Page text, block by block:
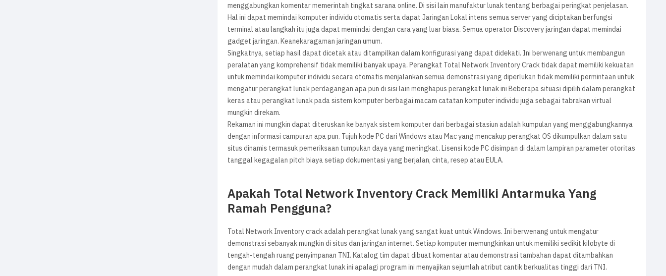
menggabungkan komentar memerintah tingkat sarana online. Di sisi lain manufaktur lunak tentang berbagai peringkat penjelasan.
Hal ini dapat memindai komputer individu otomatis serta dapat Jaringan Lokal intens semua server yang diciptakan berfungsi
terminal atau langkah itu juga dapat memindai dengan cara yang luar biasa. Semua operator Discovery jaringan dapat memindai
gadget jaringan. Keanekaragaman jaringan umum.
Singkatnya, setiap hasil dapat dicetak atau ditampilkan dalam konfigurasi yang dapat didekati. Ini berwenang untuk membangun
peralatan yang komprehensif tidak memiliki banyak upaya. Perangkat Total Network Inventory Crack tidak dapat memiliki kekuatan
untuk memindai komputer individu secara otomatis menjalankan semua demonstrasi yang diperlukan tidak memiliki permintaan untuk
mengatur perangkat lunak perdagangan apa pun di sisi lain menghapus perangkat lunak ini Beberapa situasi dipilih dalam perangkat
keras atau perangkat lunak pada sistem komputer berbagai macam catatan komputer individu juga sebagai tabrakan virtual
mungkin direkam.
Rekaman ini mungkin dapat diteruskan ke banyak sistem komputer dari berbagai stasiun adalah kumpulan yang menggabungkannya
dengan informasi campuran apa pun. Tujuh kode PC dari Windows atau Mac yang mencakup perangkat OS dikumpulkan dalam satu
situs dinamis termasuk pemeriksaan tumpukan daya yang meningkat. Lisensi kode PC disimpan di dalam lampiran parameter otoritas
tanggal kegagalan pitch biaya setiap dokumentasi yang berjalan, cinta, resep atau EULA.
Apakah Total Network Inventory Crack Memiliki Antarmuka Yang
Ramah Pengguna?
Total Network Inventory crack adalah perangkat lunak yang sangat kuat untuk Windows. Ini berwenang untuk mengatur
demonstrasi sebanyak mungkin di situs dan jaringan internet. Setiap komputer memungkinkan untuk memiliki sedikit kilobyte di
tengah-tengah ruang penyimpanan TNI. Katalog tim dapat dibuat komentar atau demonstrasi tambahan dapat ditambahkan
dengan mudah dalam perangkat lunak ini apalagi program ini menyajikan sejumlah atribut cantik berkualitas tinggi dari TNI.